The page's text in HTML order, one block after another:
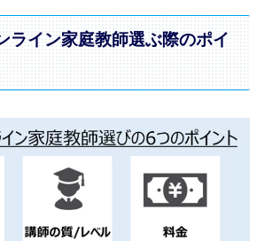
ライン家庭教師選ぶ際のポイ